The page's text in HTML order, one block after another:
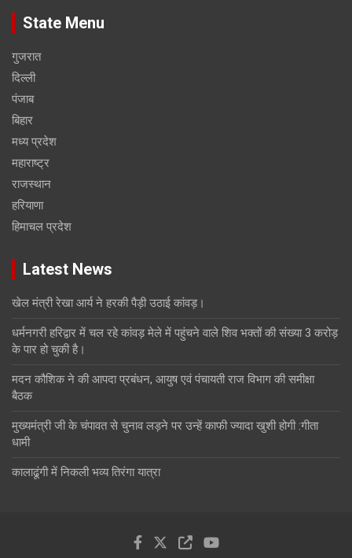
State Menu
गुजरात
दिल्ली
पंजाब
बिहार
मध्य प्रदेश
महाराष्ट्र
राजस्थान
हरियाणा
हिमाचल प्रदेश
Latest News
खेल मंत्री रेखा आर्य ने हरकी पैड़ी उठाई कांवड़।
धर्मनगरी हरिद्वार में चल रहे कांवड़ मेले में पहुंचने वाले शिव भक्तों की संख्या 3 करोड़
के पार हो चुकी है।
मदन कौशिक ने की आपदा प्रबंधन, आयुष एवं पंचायती राज विभाग की समीक्षा
बैठक
मुख्यमंत्री जी के चंपावत से चुनाव लड़ने पर उन्हें काफी ज्यादा खुशी होगी :गीता
धामी
कालाढूंगी में निकली भव्य तिरंगा यात्रा